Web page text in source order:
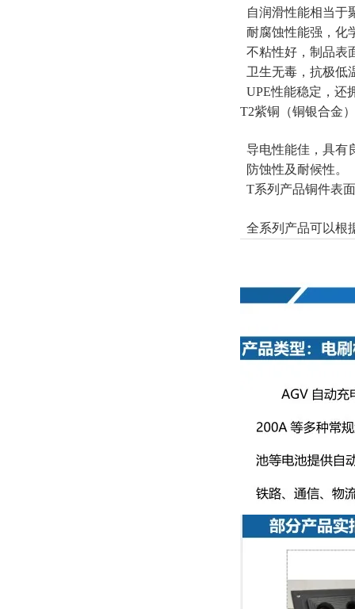
自润滑性能相当于
耐腐蚀性能强，化
不粘性好，制品表
卫生无毒，抗极低
UPE性能稳定，还
T2紫铜（铜银合金
导电性能佳，具有
防蚀性及耐候性。
T系列产品铜件表
全系列产品可以根